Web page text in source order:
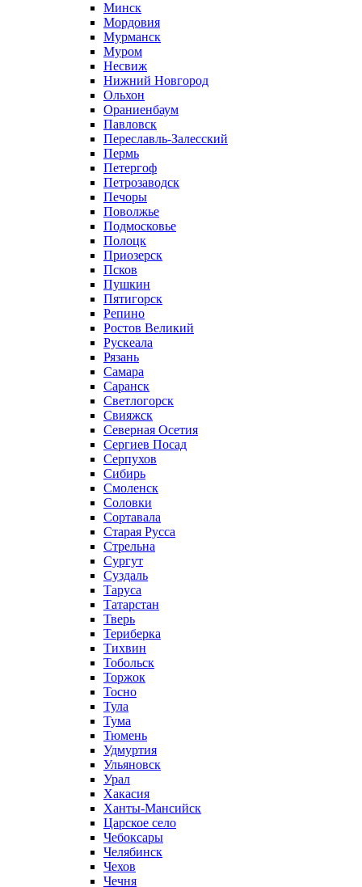
Минск
Мордовия
Мурманск
Муром
Несвиж
Нижний Новгород
Ольхон
Ораниенбаум
Павловск
Переславль-Залесский
Пермь
Петергоф
Петрозаводск
Печоры
Поволжье
Подмосковье
Полоцк
Приозерск
Псков
Пушкин
Пятигорск
Репино
Ростов Великий
Рускеала
Рязань
Самара
Саранск
Светлогорск
Свияжск
Северная Осетия
Сергиев Посад
Серпухов
Сибирь
Смоленск
Соловки
Сортавала
Старая Русса
Стрельна
Сургут
Суздаль
Таруса
Татарстан
Тверь
Териберка
Тихвин
Тобольск
Торжок
Тосно
Тула
Тума
Тюмень
Удмуртия
Ульяновск
Урал
Хакасия
Ханты-Мансийск
Царское село
Чебоксары
Челябинск
Чехов
Чечня